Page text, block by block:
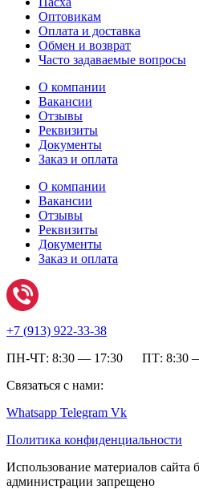
Оптовикам
Оплата и доставка
Обмен и возврат
Часто задаваемые вопросы
О компании
Вакансии
Отзывы
Реквизиты
Документы
Заказ и оплата
О компании
Вакансии
Отзывы
Реквизиты
Документы
Заказ и оплата
+7 (913) 922-33-38
ПН-ЧТ: 8:30 — 17:30 ПТ: 8:30
Связаться с нами:
Whatsapp Telegram Vk
Политика конфиденциальности
Использование материалов сайта
администрации запрещено